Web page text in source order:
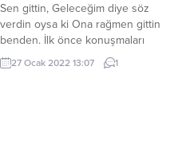
Sen gittin, Geleceğim diye söz
verdin oysa ki Ona rağmen gittin
benden. İlk önce konuşmaları
azalttın aramızda, Yavaş yavaş
ellerini çektin, ellerimden sessizce.
27 Ocak 2022 13:07 1